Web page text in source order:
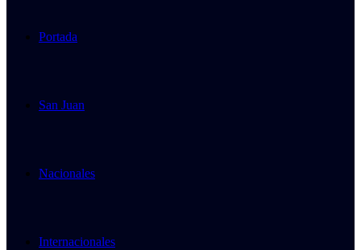
Portada
San Juan
Nacionales
Internacionales